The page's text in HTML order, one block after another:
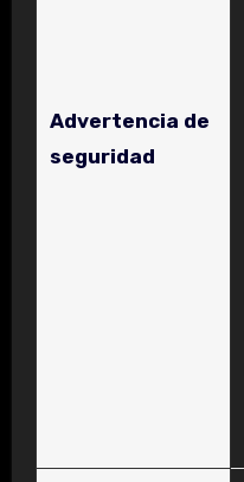
Advertencia de
seguridad